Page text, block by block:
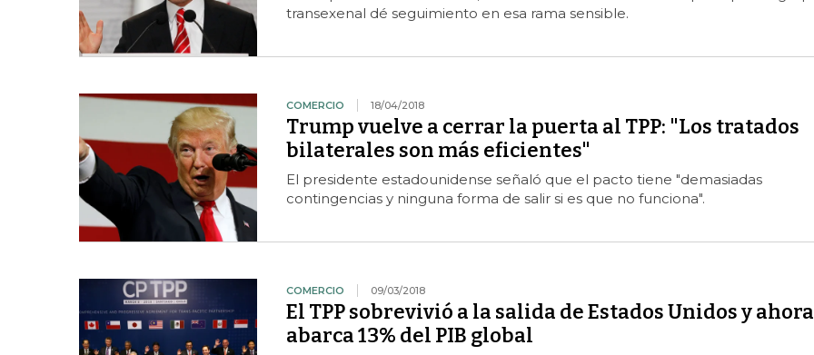
transexenal dé seguimiento en esa rama sensible.
COMERCIO 18/04/2018
Trump vuelve a cerrar la puerta al TPP: "Los tratados
bilaterales son más eficientes"
El presidente estadounidense señaló que el pacto tiene "demasiadas
contingencias y ninguna forma de salir si es que no funciona".
COMERCIO 09/03/2018
El TPP sobrevivió a la salida de Estados Unidos y ahora
abarca 13% del PIB global